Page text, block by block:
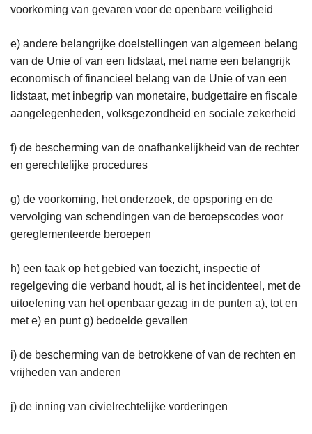
voorkoming van gevaren voor de openbare veiligheid
e) andere belangrijke doelstellingen van algemeen belang
van de Unie of van een lidstaat, met name een belangrijk
economisch of financieel belang van de Unie of van een
lidstaat, met inbegrip van monetaire, budgettaire en fiscale
aangelegenheden, volksgezondheid en sociale zekerheid
f) de bescherming van de onafhankelijkheid van de rechter
en gerechtelijke procedures
g) de voorkoming, het onderzoek, de opsporing en de
vervolging van schendingen van de beroepscodes voor
gereglementeerde beroepen
h) een taak op het gebied van toezicht, inspectie of
regelgeving die verband houdt, al is het incidenteel, met de
uitoefening van het openbaar gezag in de punten a), tot en
met e) en punt g) bedoelde gevallen
i) de bescherming van de betrokkene of van de rechten en
vrijheden van anderen
j) de inning van civielrechtelijke vorderingen